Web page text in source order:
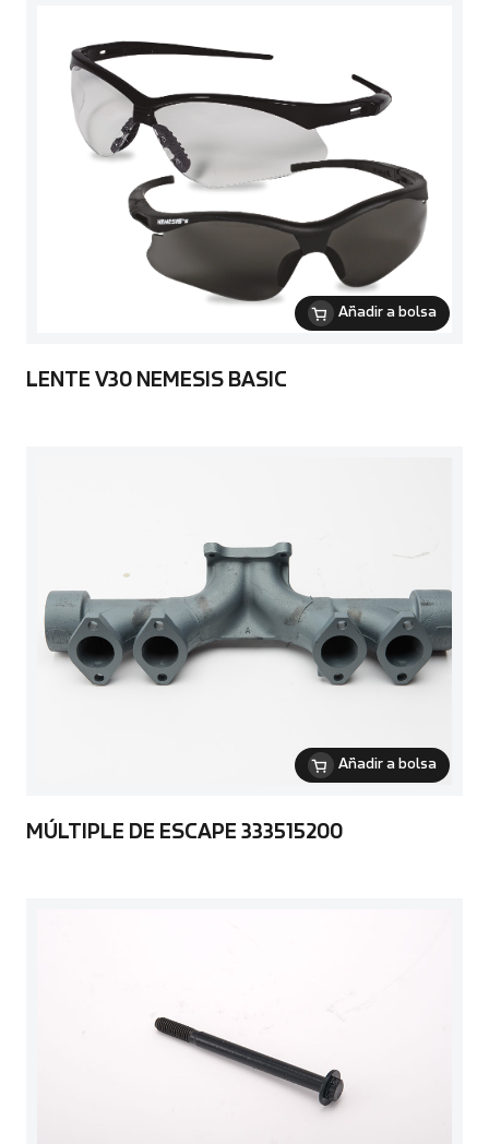
Añadir a bolsa
LENTE V30 NEMESIS BASIC
Añadir a bolsa
MÚLTIPLE DE ESCAPE 333515200